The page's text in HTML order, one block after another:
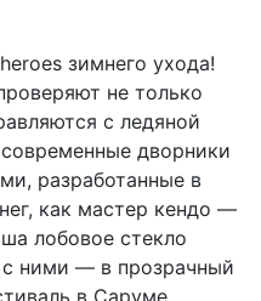
зимнего ухода!
не только
с ледяной
дворники
разработанные в
как мастер кендо —
лобовое стекло
с ними — в прозрачный